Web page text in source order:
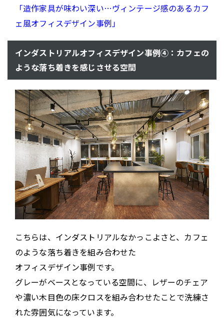
「造作家具が味わい深い…ヴィンテージ感のあるカフ
ェ風オフィスデザイン事例」
インダストリアルオフィスデザイン事例④：カフェの
ような落ち着きを感じさせる空間
こちらは、インダストリアルなかっこよさと、カフェ
のような落ち着きを組み合わせた
オフィスデザイン事例です。
グレーがベースとなっている空間に、レザーのチェア
や濃い木目色の床クロスを組み合わせたことで洗練さ
れた雰囲気になっています。